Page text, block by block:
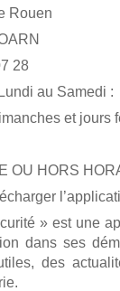
Rouen
28
au
fériés
OU HORS
» est une
dans ses
des